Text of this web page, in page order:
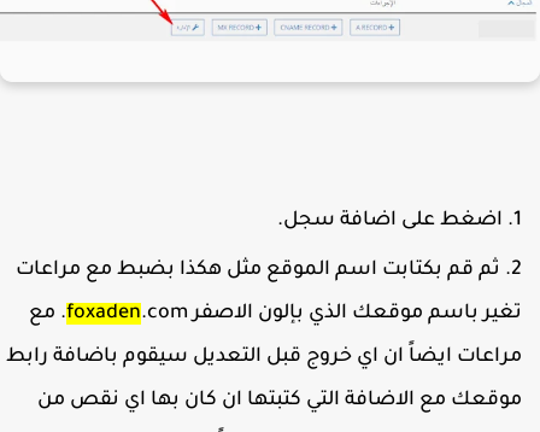
اضغط على اضافة سجل.
ثم قم بكتابت اسم الموقع مثل هكذا بضبط مع مراعات
باسم موقعك الذي بإلون الاصفر
foxaden.com. مع
ايضاً ان اي خروج قبل التعديل سيقوم باضافة رابط
مع الاضافة التي كتبتها ان كان بها اي نقص من